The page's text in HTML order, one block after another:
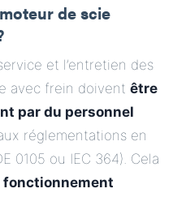
de scie
et l’entretien des
avec frein doivent être
par du personnel
réglementations en
0105 ou IEC 364). Cela